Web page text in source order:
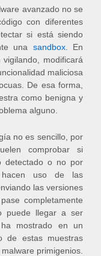
avanzado no se
con diferentes
si está siendo
una sandbox. En
modificará
maliciosa
De esa forma,
como benigna y
alguno.
no es sencillo, por
comprobar si
detectado o no por
hacen uso de las
las versiones
completamente
puede llegar a ser
mostrado en un
de estas muestras
primigenios.